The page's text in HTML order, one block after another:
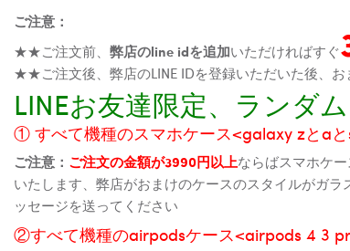
ご注意：
★★ご注文前、 弊店のline idを追加いただければすぐ
★★ご注文後、弊店のLINE IDを登録いただいた後、
LINEお友達限定、ランダ
① すべて機種のスマホケース<galaxy zとa
ご注意： ご注文の金額が3990円以上ならばスマホケ
いたします、弊店がおまけのケースのスタイルがガ
ッセージを送ってください
②すべて機種のairpodsケース<airpods 4 3